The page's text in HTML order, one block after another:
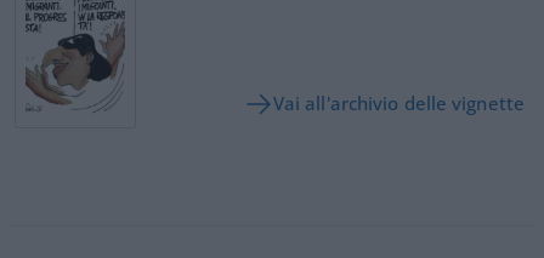
Vai all'archivio delle vignette